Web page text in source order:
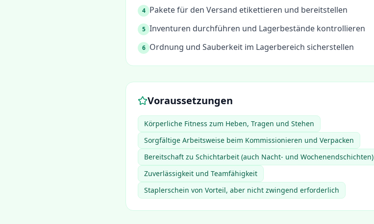
4 Pakete für den Versand etikettieren und bereitstellen
5 Inventuren durchführen und Lagerbestände kontrollieren
6 Ordnung und Sauberkeit im Lagerbereich sicherstellen
Voraussetzungen
Körperliche Fitness zum Heben, Tragen und Stehen
Sorgfältige Arbeitsweise beim Kommissionieren und Verpacken
Bereitschaft zu Schichtarbeit (auch Nacht- und Wochenendschichten)
Zuverlässigkeit und Teamfähigkeit
Staplerschein von Vorteil, aber nicht zwingend erforderlich